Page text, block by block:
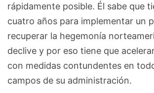
rápidamente posible. Él sabe que
cuatro años para implementar un
recuperar la hegemonía
declive y por eso tiene que
con medidas contundentes en
campos de su administración.